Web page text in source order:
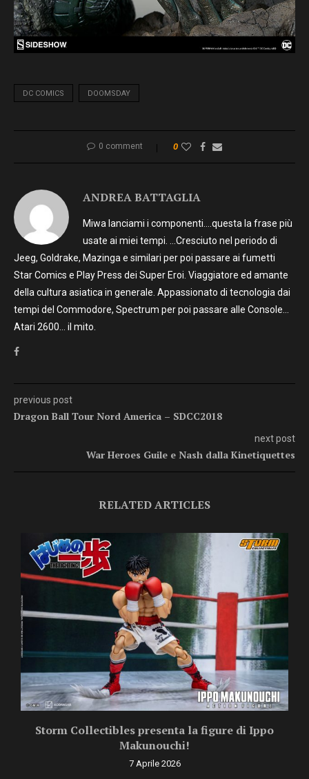
DC COMICS DOOMSDAY
0 comment 0
ANDREA BATTAGLIA
Miwa lanciami i componenti….questa la frase più
usate ai miei tempi. …Cresciuto nel periodo di
Jeeg, Goldrake, Mazinga e similari per poi passare ai fumetti
Star Comics e Play Press dei Super Eroi. Viaggiatore ed amante
della cultura asiatica in generale. Appassionato di tecnologia dai
tempi del Commodore, Spectrum per poi passare alle Console…
Atari 2600… il mito.
previous post
Dragon Ball Tour Nord America – SDCC2018
next post
War Heroes Guile e Nash dalla Kinetiquettes
RELATED ARTICLES
Storm Collectibles presenta la figure di Ippo
Makunouchi!
7 Aprile 2026